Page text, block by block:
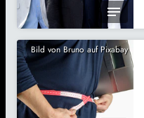
Bild von Bruno auf Pixabay